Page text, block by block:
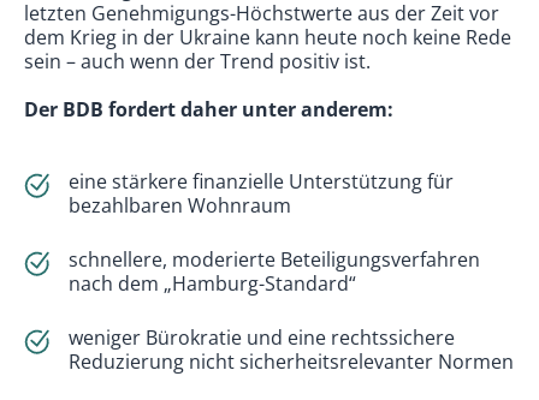
letzten Genehmigungs-Höchstwerte aus der Zeit vor
dem Krieg in der Ukraine kann heute noch keine Rede
sein – auch wenn der Trend positiv ist.
Der BDB fordert daher unter anderem:
eine stärkere finanzielle Unterstützung für
bezahlbaren Wohnraum
schnellere, moderierte Beteiligungsverfahren
nach dem „Hamburg-Standard“
weniger Bürokratie und eine rechtssichere
Reduzierung nicht sicherheitsrelevanter Normen